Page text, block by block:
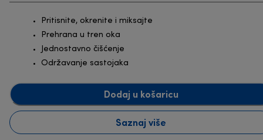
Pritisnite, okrenite i miksajte
Prehrana u tren oka
Jednostavno čišćenje
Održavanje sastojaka
Dodaj u košaricu
Saznaj više